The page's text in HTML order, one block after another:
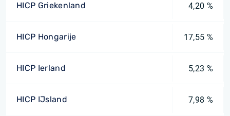
HICP Griekenland 4,20 %
HICP Hongarije 17,55 %
HICP Ierland 5,23 %
HICP IJsland 7,98 %